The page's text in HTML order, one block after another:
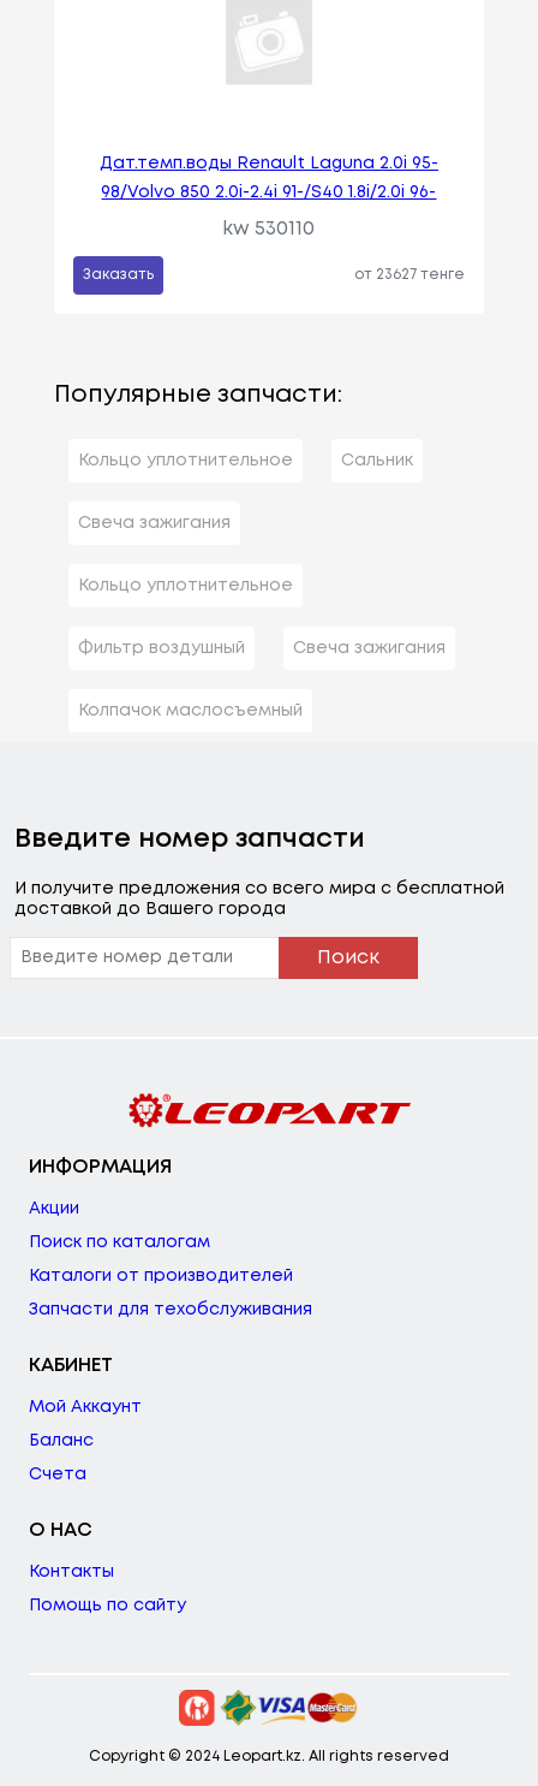
Дат.темп.воды Renault Laguna 2.0i 95-
98/Volvo 850 2.0i-2.4i 91-/S40 1.8i/2.0i 96-
kw 530110
Заказать от 23627 тенге
Популярные запчасти:
Кольцо уплотнительное Сальник
Свеча зажигания
Кольцо уплотнительное
Фильтр воздушный Свеча зажигания
Колпачок маслосъемный
Введите номер запчасти
И получите предложения со всего мира с бесплатной
доставкой до Вашего города
Поиск
ИНФОРМАЦИЯ
Акции
Поиск по каталогам
Каталоги от производителей
Запчасти для техобслуживания
КАБИНЕТ
Мой Аккаунт
Баланс
Счета
О НАС
Контакты
Помощь по сайту
Copyright © 2024 Leopart.kz. All rights reserved